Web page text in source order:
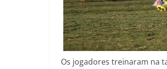
Os jogadores treinaram na